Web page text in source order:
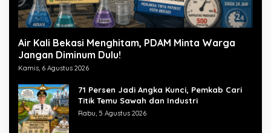
Air Kali Bekasi Menghitam, PDAM Minta Warga
Jangan Diminum Dulu!
Kamis, 6 Agustus 2026
71 Persen Jadi Angka Kunci, Pemkab Cari
Titik Temu Sawah dan Industri
Rabu, 5 Agustus 2026